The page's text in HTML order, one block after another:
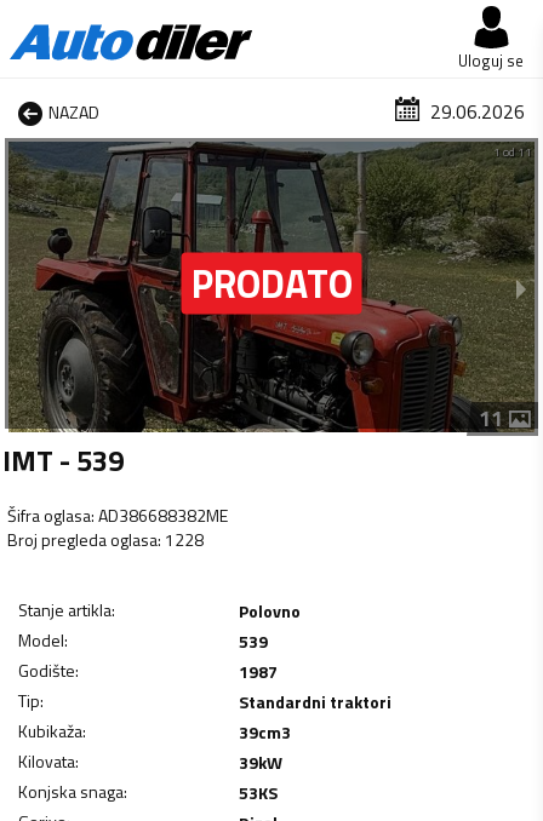
Uloguj se
NAZAD 29.06.2026
1 od 11
11
IMT - 539
Šifra oglasa:AD386688382ME
Broj pregleda oglasa: 1228
Stanje artikla:
Polovno
Model:
539
Godište:
1987
Tip:
Standardni traktori
Kubikaža: 39cm3
Kilovata: 39kW
Konjska snaga: 53KS